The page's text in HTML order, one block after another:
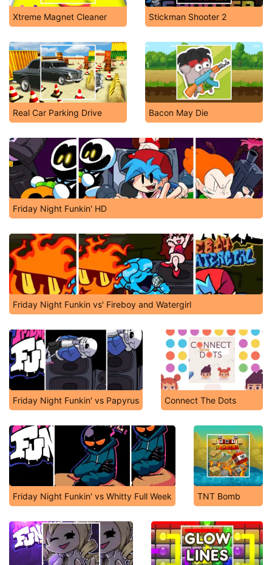
Xtreme Magnet Cleaner Stickman Shooter 2
Real Car Parking Drive Bacon May Die
Friday Night Funkin' HD
Friday Night Funkin vs' Fireboy and Watergirl
Friday Night Funkin' vs Papyrus Connect The Dots
Friday Night Funkin' vs Whitty Full Week TNT Bomb